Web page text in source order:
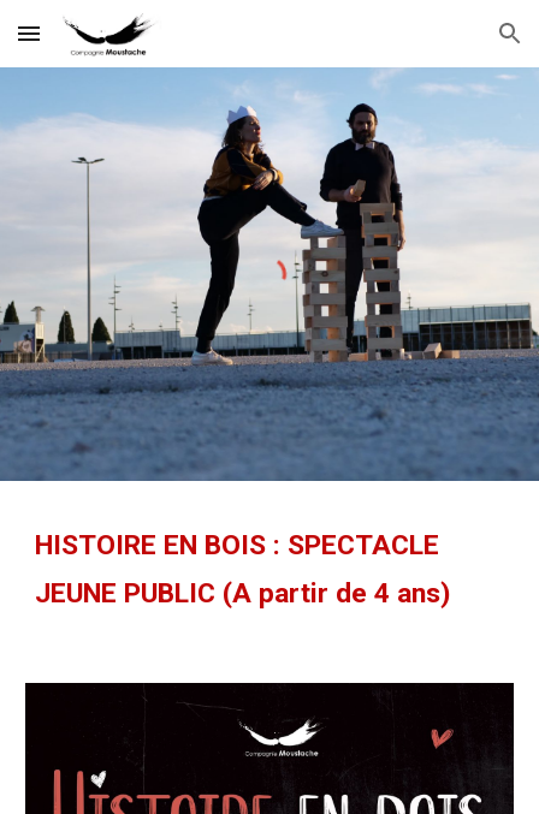
Skip to main content Skip to navigation
HISTOIRE EN BOIS : SPECTACLE
JEUNE PUBLIC (A partir de 4 ans)